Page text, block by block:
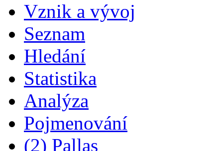
Vznik a vývoj
Seznam
Hledání
Statistika
Analýza
Pojmenování
(2) Pallas